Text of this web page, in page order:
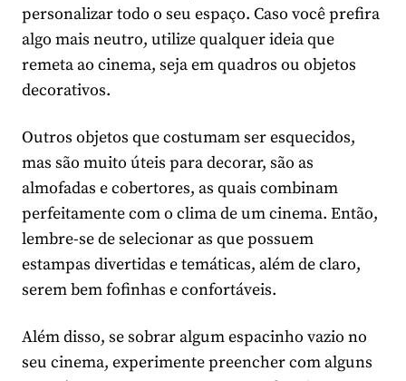
personalizar todo o seu espaço. Caso você prefira
algo mais neutro, utilize qualquer ideia que
remeta ao cinema, seja em quadros ou objetos
decorativos.
Outros objetos que costumam ser esquecidos,
mas são muito úteis para decorar, são as
almofadas e cobertores, as quais combinam
perfeitamente com o clima de um cinema. Então,
lembre-se de selecionar as que possuem
estampas divertidas e temáticas, além de claro,
serem bem fofinhas e confortáveis.
Além disso, se sobrar algum espacinho vazio no
seu cinema, experimente preencher com alguns